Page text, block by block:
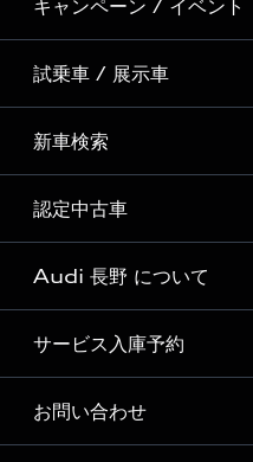
キャンペーン / イベント
全国統一イベント
ディーラー独自イベント
試乗車 / 展示車
試乗予約
試乗車・展示車一覧
新車検索
新車検索
認定中古車
Audi認定中古車検索
Audi 長野 について
Audi 長野 店舗情報
Audi Approved Automobile
Audi 長野 運営会社概要
サービス入庫予約
Audi 長野 サービス入庫予約
お問い合わせ